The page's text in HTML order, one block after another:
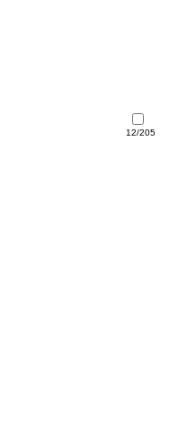
12/205